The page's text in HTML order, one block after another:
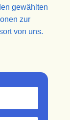
gewählten
zur
von uns.